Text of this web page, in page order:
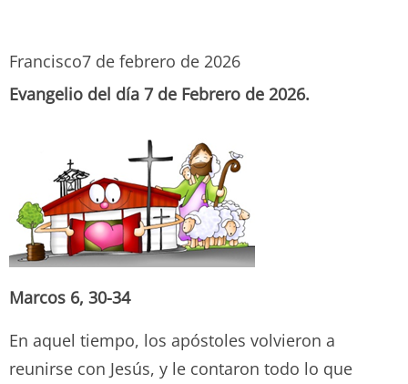
Francisco7 de febrero de 2026
Evangelio del día 7 de Febrero de 2026.
Marcos 6, 30-34
En aquel tiempo, los apóstoles volvieron a
reunirse con Jesús, y le contaron todo lo que